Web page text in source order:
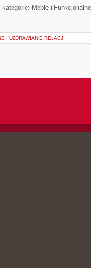
Meble i
I UZDRAWIANIE RELACJI